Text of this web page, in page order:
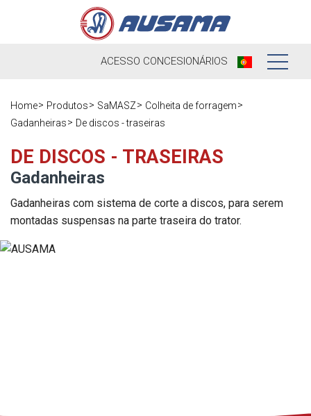
ACESSO CONCESIONÁRIOS
Nós
Ausama hoje
Marcas que
trabalhamos
Concessionários
Pós-venda
Home Produtos SaMASZ
Colheita de forragem
Gadanheiras
De discos - traseiras
DE DISCOS - TRASEIRAS
Gadanheiras
Gadanheiras com sistema de corte a discos, para serem
montadas suspensas na parte traseira do trator.